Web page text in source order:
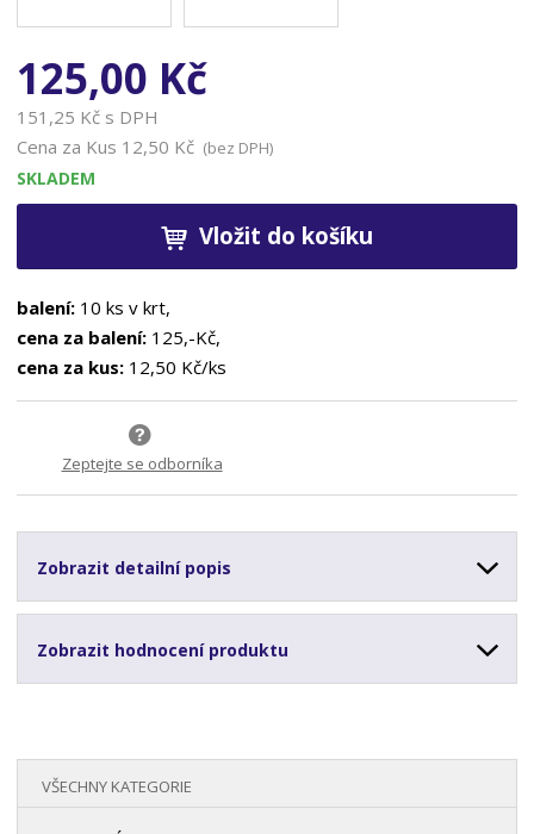
125,00 Kč
151,25 Kč s DPH
Cena za Kus 12,50 Kč (bez DPH)
SKLADEM
Vložit do košíku
balení: 10 ks v krt,
cena za balení: 125,-Kč,
cena za kus: 12,50 Kč/ks
Zeptejte se odborníka
Zobrazit detailní popis
Zobrazit hodnocení produktu
VŠECHNY KATEGORIE